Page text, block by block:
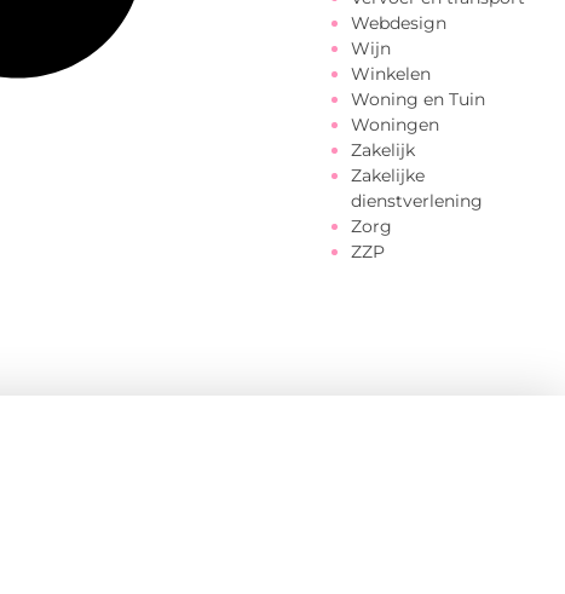
Webdesign
Wijn
Winkelen
Woning en Tuin
Woningen
Zakelijk
Zakelijke
dienstverlening
Zorg
ZZP